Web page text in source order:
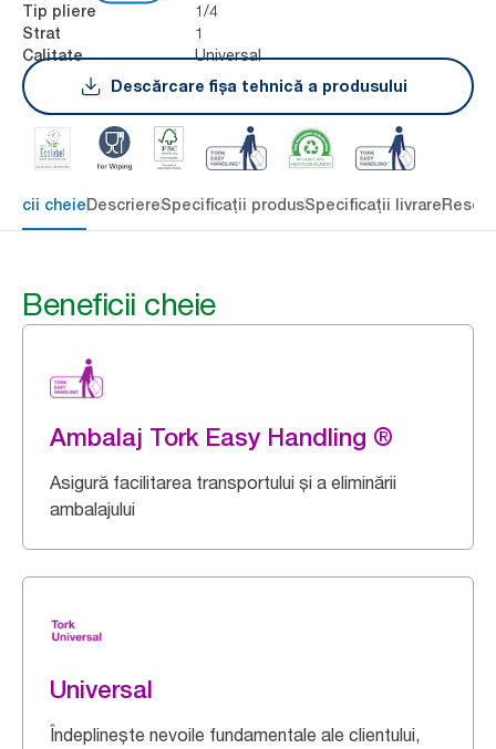
Tip pliere 1/4
Strat 1
Calitate
Universal
Descărcare fișa tehnică a produsului
cheieDescriereSpecificații produsSpecificații livrare
Beneficii cheie
Ambalaj Tork Easy Handling ®
Asigură facilitarea transportului și a eliminării
ambalajului
Universal
Îndeplinește nevoile fundamentale ale clientului,